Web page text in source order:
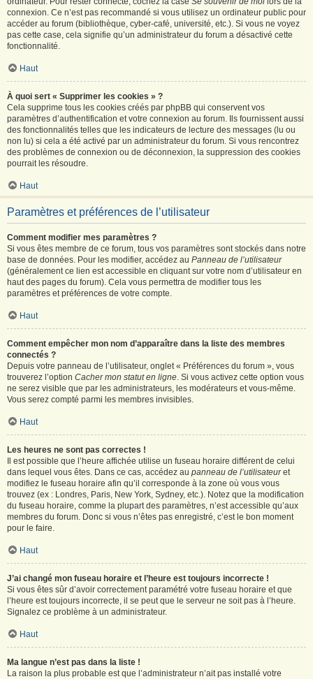
connexion. Ce n’est pas recommandé si vous utilisez un ordinateur public pour
accéder au forum (bibliothèque, cyber-café, université, etc.). Si vous ne voyez
pas cette case, cela signifie qu’un administrateur du forum a désactivé cette
fonctionnalité.
Haut
À quoi sert « Supprimer les cookies » ?
Cela supprime tous les cookies créés par phpBB qui conservent vos
paramètres d’authentification et votre connexion au forum. Ils fournissent aussi
des fonctionnalités telles que les indicateurs de lecture des messages (lu ou
non lu) si cela a été activé par un administrateur du forum. Si vous rencontrez
des problèmes de connexion ou de déconnexion, la suppression des cookies
pourrait les résoudre.
Haut
Paramètres et préférences de l’utilisateur
Comment modifier mes paramètres ?
Si vous êtes membre de ce forum, tous vos paramètres sont stockés dans notre
base de données. Pour les modifier, accédez au Panneau de l’utilisateur
(généralement ce lien est accessible en cliquant sur votre nom d’utilisateur en
haut des pages du forum). Cela vous permettra de modifier tous les
paramètres et préférences de votre compte.
Haut
Comment empêcher mon nom d’apparaître dans la liste des membres
connectés ?
Depuis votre panneau de l’utilisateur, onglet « Préférences du forum », vous
trouverez l’option Cacher mon statut en ligne. Si vous activez cette option vous
ne serez visible que par les administrateurs, les modérateurs et vous-même.
Vous serez compté parmi les membres invisibles.
Haut
Les heures ne sont pas correctes !
Il est possible que l’heure affichée utilise un fuseau horaire différent de celui
dans lequel vous êtes. Dans ce cas, accédez au panneau de l’utilisateuret
modifiez le fuseau horaire afin qu’il corresponde à la zone où vous vous
trouvez (ex : Londres, Paris, New York, Sydney, etc.). Notez que la modification
du fuseau horaire, comme la plupart des paramètres, n’est accessible qu’aux
membres du forum. Donc si vous n’êtes pas enregistré, c’est le bon moment
pour le faire.
Haut
J’ai changé mon fuseau horaire et l’heure est toujours incorrecte !
Si vous êtes sûr d’avoir correctement paramétré votre fuseau horaire et que
l’heure est toujours incorrecte, il se peut que le serveur ne soit pas à l’heure.
Signalez ce problème à un administrateur.
Haut
Ma langue n’est pas dans la liste !
La raison la plus probable est que l’administrateur n’ait pas installé votre